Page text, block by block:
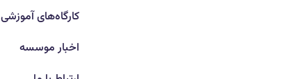
کارگاه‌های آموزشی
اخبار موسسه